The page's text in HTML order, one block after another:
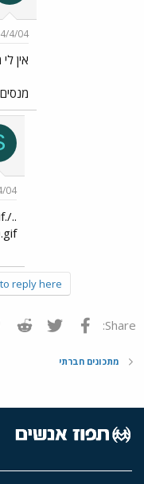
4/04
אין לי
04
reply here.
Share: פייסבוק Twitter
מתכונים חברתי